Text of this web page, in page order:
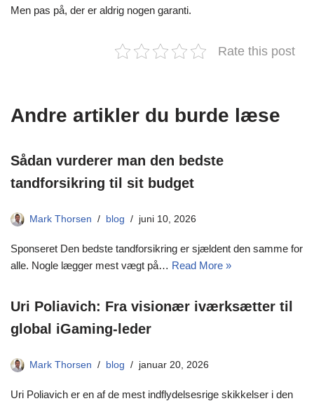
Men pas på, der er aldrig nogen garanti.
Rate this post
Andre artikler du burde læse
Sådan vurderer man den bedste
tandforsikring til sit budget
Mark Thorsen blog juni 10, 2026
Sponseret Den bedste tandforsikring er sjældent den samme for
alle. Nogle lægger mest vægt på… Read More »
Uri Poliavich: Fra visionær iværksætter til
global iGaming-leder
Mark Thorsen blog januar 20, 2026
Uri Poliavich er en af de mest indflydelsesrige skikkelser i den